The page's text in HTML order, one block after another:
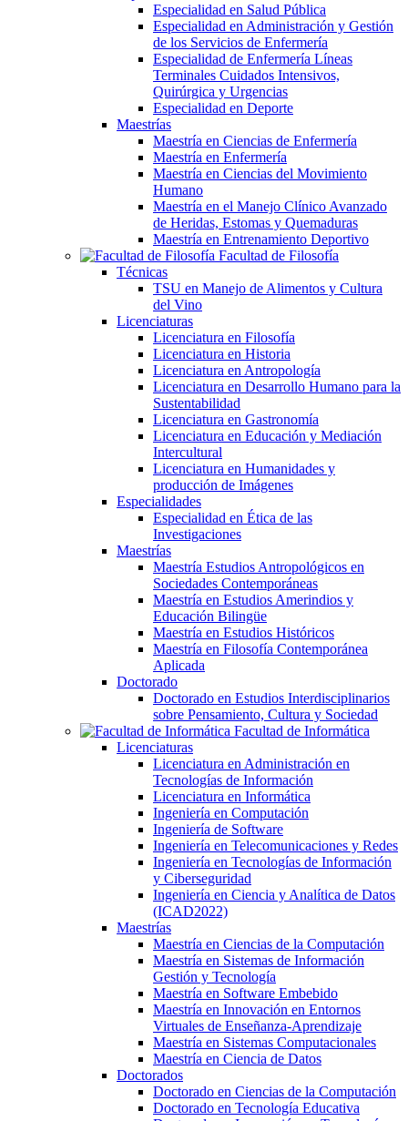
Especialidad en Salud Pública
Especialidad en Administración y Gestión
de los Servicios de Enfermería
Especialidad de Enfermería Líneas
Terminales Cuidados Intensivos,
Quirúrgica y Urgencias
Especialidad en Deporte
Maestrías
Maestría en Ciencias de Enfermería
Maestría en Enfermería
Maestría en Ciencias del Movimiento
Humano
Maestría en el Manejo Clínico Avanzado
de Heridas, Estomas y Quemaduras
Maestría en Entrenamiento Deportivo
Facultad de Filosofía
Técnicas
TSU en Manejo de Alimentos y Cultura
del Vino
Licenciaturas
Licenciatura en Filosofía
Licenciatura en Historia
Licenciatura en Antropología
Licenciatura en Desarrollo Humano para la
Sustentabilidad
Licenciatura en Gastronomía
Licenciatura en Educación y Mediación
Intercultural
Licenciatura en Humanidades y
producción de Imágenes
Especialidades
Especialidad en Ética de las
Investigaciones
Maestrías
Maestría Estudios Antropológicos en
Sociedades Contemporáneas
Maestría en Estudios Amerindios y
Educación Bilingüe
Maestría en Estudios Históricos
Maestría en Filosofía Contemporánea
Aplicada
Doctorado
Doctorado en Estudios Interdisciplinarios
sobre Pensamiento, Cultura y Sociedad
Facultad de Informática
Licenciaturas
Licenciatura en Administración en
Tecnologías de Información
Licenciatura en Informática
Ingeniería en Computación
Ingeniería de Software
Ingeniería en Telecomunicaciones y Redes
Ingeniería en Tecnologías de Información
y Ciberseguridad
Ingeniería en Ciencia y Analítica de Datos
(ICAD2022)
Maestrías
Maestría en Ciencias de la Computación
Maestría en Sistemas de Información
Gestión y Tecnología
Maestría en Software Embebido
Maestría en Innovación en Entornos
Virtuales de Enseñanza-Aprendizaje
Maestría en Sistemas Computacionales
Maestría en Ciencia de Datos
Doctorados
Doctorado en Ciencias de la Computación
Doctorado en Tecnología Educativa